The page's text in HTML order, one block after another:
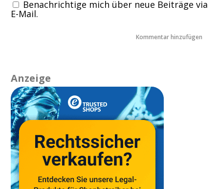
Benachrichtige mich über neue Beiträge via
E-Mail.
Anzeige